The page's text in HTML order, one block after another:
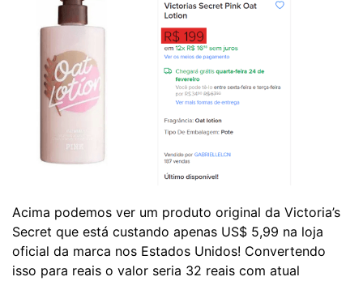
Acima podemos ver um produto original da Victoria’s
Secret que está custando apenas US$ 5,99 na loja
oficial da marca nos Estados Unidos! Convertendo
isso para reais o valor seria 32 reais com atual